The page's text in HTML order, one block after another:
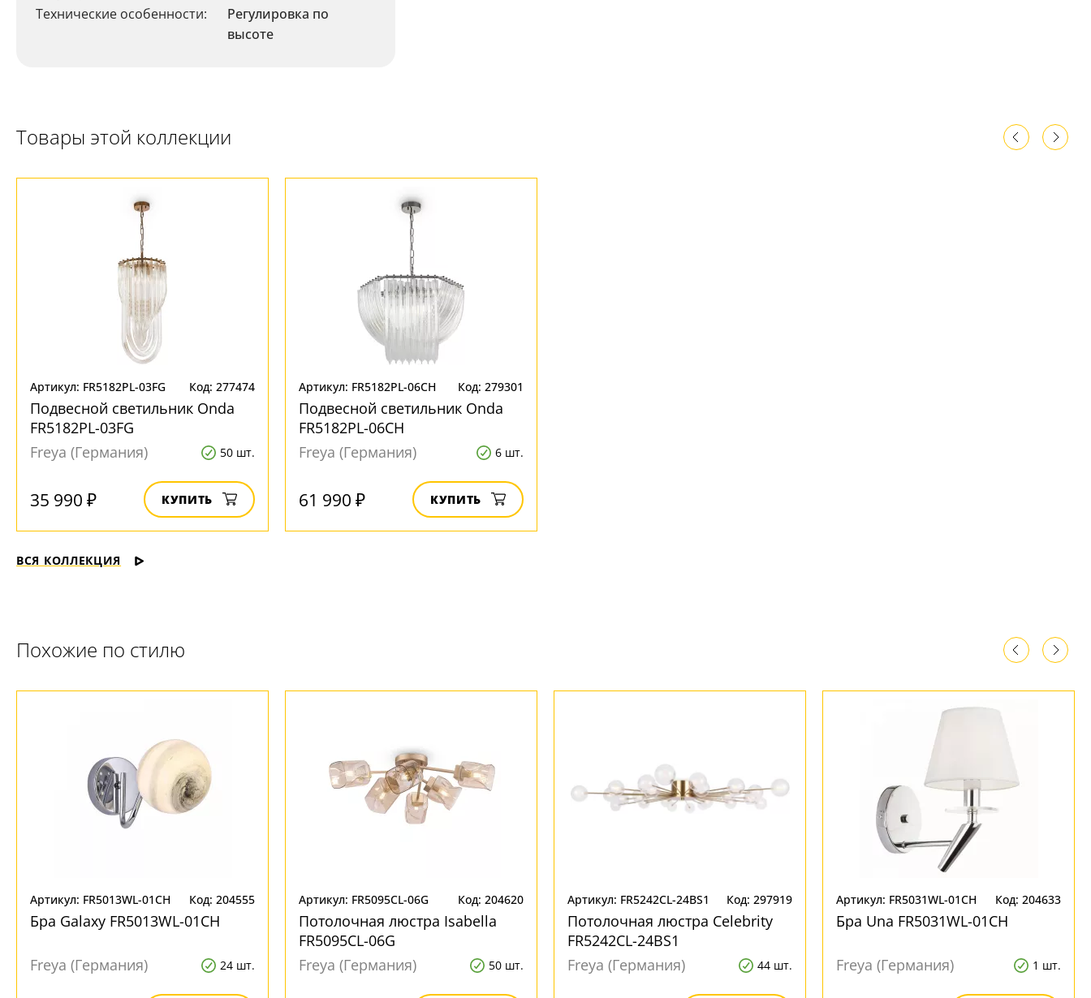
Технические особенности:
Регулировка по
высоте
Товары этой коллекции
Артикул: FR5182PL-03FG Код: 277474
Подвесной светильник Onda
FR5182PL-03FG
Freya (Германия)
50 шт.
35 990 ₽ КУПИТЬ
Артикул: FR5182PL-06CH Код: 279301
Подвесной светильник Onda
FR5182PL-06CH
Freya (Германия)
6 шт.
61 990 ₽ КУПИТЬ
ВСЯ КОЛЛЕКЦИЯ
Похожие по стилю
Артикул: FR5013WL-01CH Код: 204555
Бра Galaxy FR5013WL-01CH
Freya (Германия) 24 шт.
Артикул: FR5095CL-06G Код: 204620
Потолочная люстра Isabella
FR5095CL-06G
Freya (Германия)
50 шт.
Артикул: FR5242CL-24BS1 Код: 297919
Потолочная люстра Celebrity
FR5242CL-24BS1
Freya (Германия)
44 шт.
Артикул: FR5031WL-01CH Код: 204633
Бра Una FR5031WL-01CH
Freya (Германия) 1 шт.